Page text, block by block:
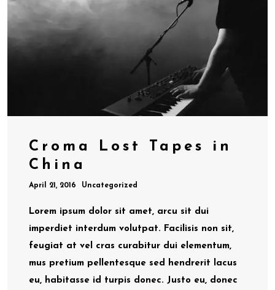
Croma Lost Tapes in
China
April 21, 2016 Uncategorized
Lorem ipsum dolor sit amet, arcu sit dui
imperdiet interdum volutpat. Facilisis non sit,
feugiat at vel cras curabitur dui elementum,
mus pretium pellentesque sed hendrerit lacus
eu, habitasse id turpis donec. Justo eu, donec